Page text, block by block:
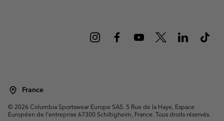
France
© 2026 Columbia Sportswear Europe SAS. 5 Rue de la Haye, Espace
Européen de l'entreprise 67300 Schiltigheim, France. Tous droits réservés.